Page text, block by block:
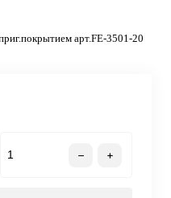
арт.FE-3501-20